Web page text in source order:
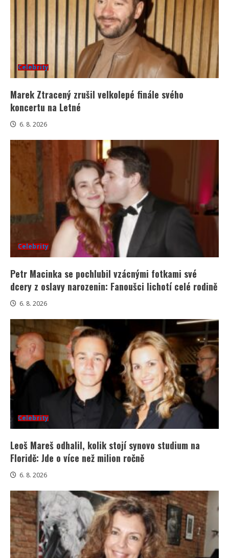
Celebrity
Marek Ztracený zrušil velkolepé finále svého
koncertu na Letné
6. 8. 2026
Celebrity
Petr Macinka se pochlubil vzácnými fotkami své
dcery z oslavy narozenin: Fanoušci lichotí celé rodině
6. 8. 2026
Celebrity
Leoš Mareš odhalil, kolik stojí synovo studium na
Floridě: Jde o více než milion ročně
6. 8. 2026